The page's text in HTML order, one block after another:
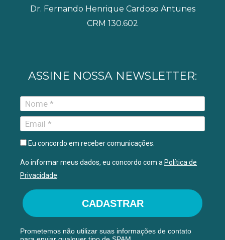
Dr. Fernando Henrique Cardoso Antunes
CRM 130.602
ASSINE NOSSA NEWSLETTER:
Eu concordo em receber comunicações.
Ao informar meus dados, eu concordo com a Política de
Privacidade.
CADASTRAR
Prometemos não utilizar suas informações de contato